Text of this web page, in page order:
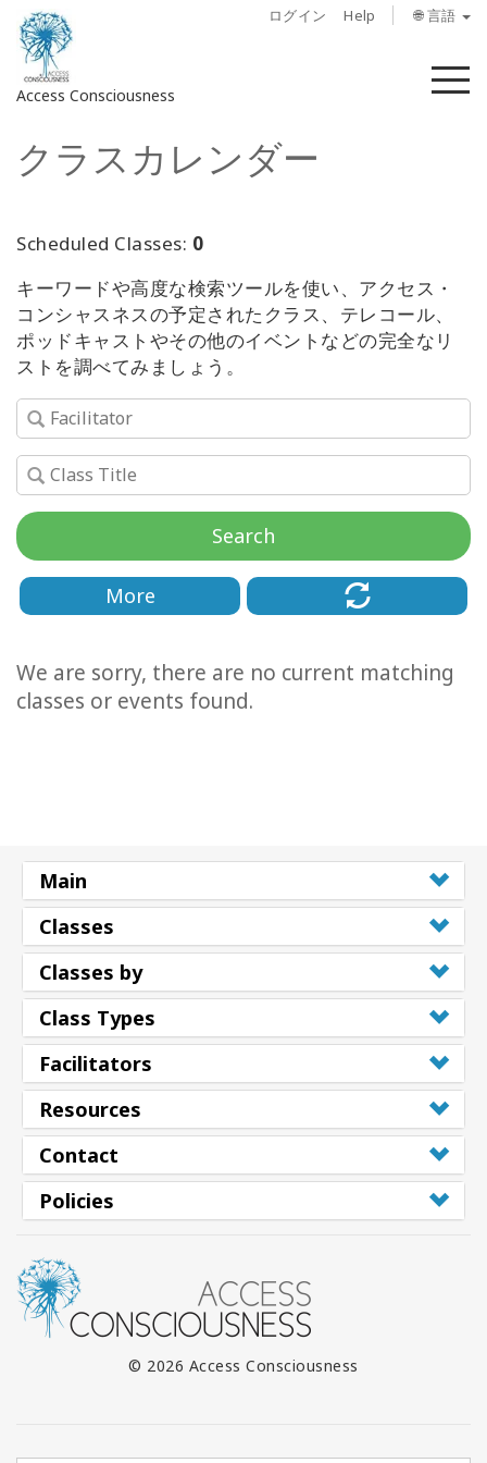
ログイン Help 🌐 言語
Access Consciousness
メ
ア
ン
に
サ
イ
ン
ン
概
要
ク
リ
テ
ー
タ
ー
Shop
More
絡
検
索
クラスカレンダー
Scheduled Classes: 0
キーワードや高度な検索ツールを使い、アクセス・
コンシャスネスの予定されたクラス、テレコール、
ポッドキャストやその他のイベントなどの完全なリ
ストを調べてみましょう。
Search
More
We are sorry, there are no current matching
classes or events found.
Main
Classes
Classes by
Class Types
Facilitators
Resources
Contact
Policies
© 2026 Access Consciousness